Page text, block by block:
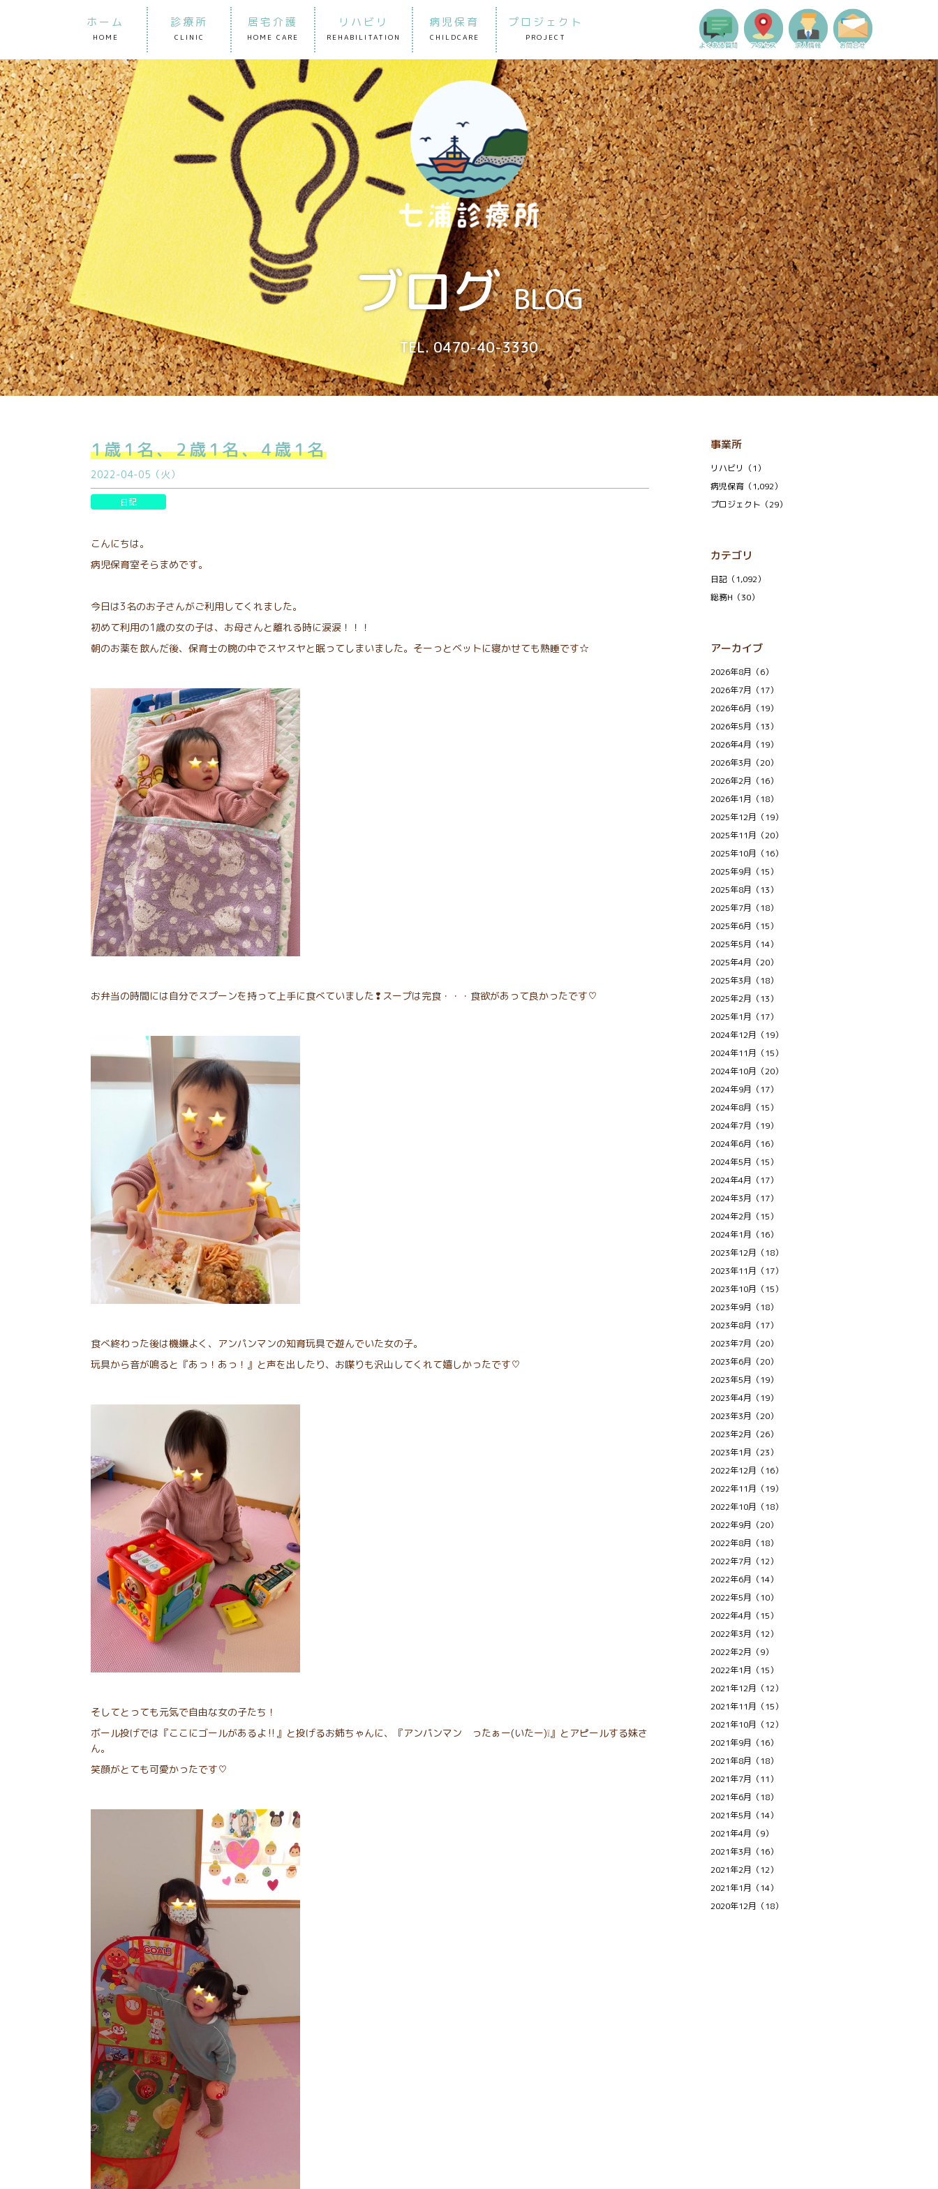
ホーム
HOME
診療所
CLINIC
居宅介護
HOME CARE
リハビリ
REHABILITATION
病児保育
CHILDCARE
プロジェクト
PROJECT
ブログ BLOG
TEL. 0470-40-3330
1歳1名、2歳1名、4歳1名
2022-04-05（火）
日記
こんにちは。
病児保育室そらまめです。
今日は3名のお子さんがご利用してくれました。
初めて利用の1歳の女の子は、お母さんと離れる時に涙涙！！！
朝のお薬を飲んだ後、保育士の腕の中でスヤスヤと眠ってしまいました。そーっとベットに寝かせても熟睡です☆
お弁当の時間には自分でスプーンを持って上手に食べていました❢スープは完食・・・食欲があって良かったです♡
食べ終わった後は機嫌よく、アンパンマンの知育玩具で遊んでいた女の子。
玩具から音が鳴ると『あっ！あっ！』と声を出したり、お喋りも沢山してくれて嬉しかったです♡
そしてとっても元気で自由な女の子たち！
ボール投げでは『ここにゴールがあるよ‼』と投げるお姉ちゃんに、『アンパンマン ったぁー(いたー)❕』とアピールする妹さ
ん。
笑顔がとても可愛かったです♡
事業所
リハビリ（1）
病児保育（1,092）
プロジェクト（29）
カテゴリ
日記（1,092）
総務H（30）
アーカイブ
2026年8月（6）
2026年7月（17）
2026年6月（19）
2026年5月（13）
2026年4月（19）
2026年3月（20）
2026年2月（16）
2026年1月（18）
2025年12月（19）
2025年11月（20）
2025年10月（16）
2025年9月（15）
2025年8月（13）
2025年7月（18）
2025年6月（15）
2025年5月（14）
2025年4月（20）
2025年3月（18）
2025年2月（13）
2025年1月（17）
2024年12月（19）
2024年11月（15）
2024年10月（20）
2024年9月（17）
2024年8月（15）
2024年7月（19）
2024年6月（16）
2024年5月（15）
2024年4月（17）
2024年3月（17）
2024年2月（15）
2024年1月（16）
2023年12月（18）
2023年11月（17）
2023年10月（15）
2023年9月（18）
2023年8月（17）
2023年7月（20）
2023年6月（20）
2023年5月（19）
2023年4月（19）
2023年3月（20）
2023年2月（26）
2023年1月（23）
2022年12月（16）
2022年11月（19）
2022年10月（18）
2022年9月（20）
2022年8月（18）
2022年7月（12）
2022年6月（14）
2022年5月（10）
2022年4月（15）
2022年3月（12）
2022年2月（9）
2022年1月（15）
2021年12月（12）
2021年11月（15）
2021年10月（12）
2021年9月（16）
2021年8月（18）
2021年7月（11）
2021年6月（18）
2021年5月（14）
2021年4月（9）
2021年3月（16）
2021年2月（12）
2021年1月（14）
2020年12月（18）